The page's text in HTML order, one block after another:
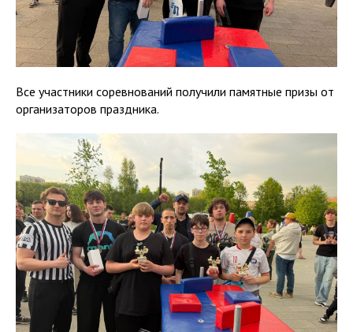
Все участники соревнований получили памятные призы от
организаторов праздника.